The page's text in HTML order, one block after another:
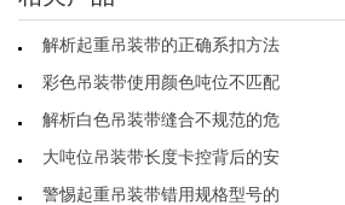
解析起重吊装带的正确系扣方法
彩色吊装带使用颜色吨位不匹配
解析白色吊装带缝合不规范的危
大吨位吊装带长度卡控背后的安
警惕起重吊装带错用规格型号的